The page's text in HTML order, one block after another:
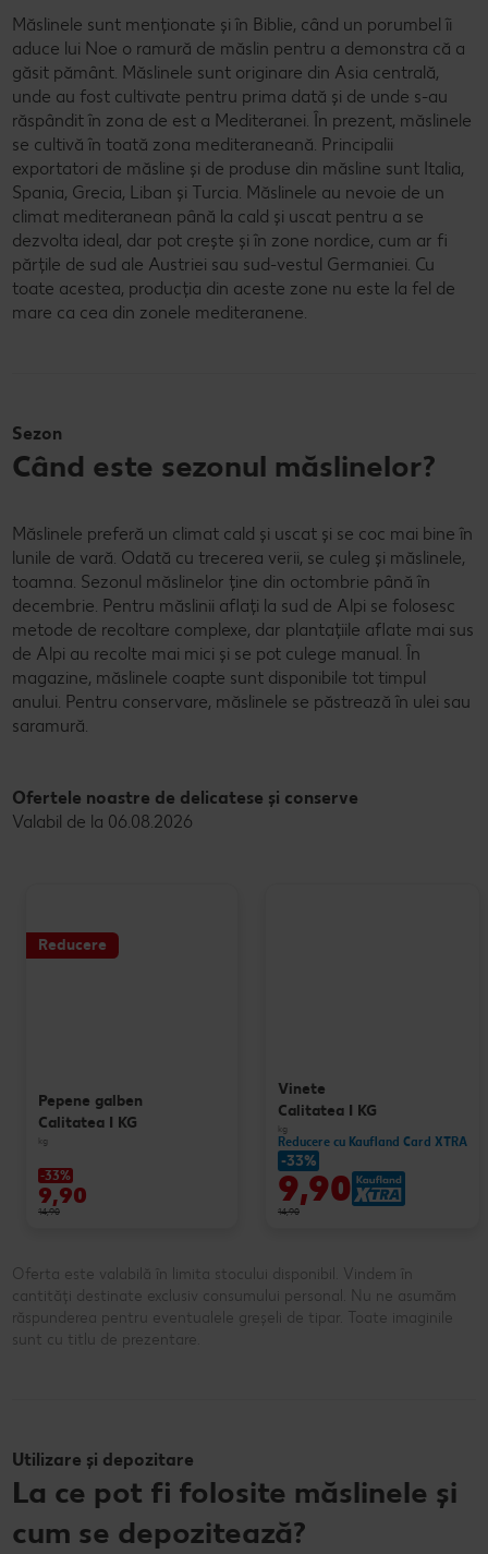
Măslinele sunt menționate și în Biblie, când un porumbel îi
aduce lui Noe o ramură de măslin pentru a demonstra că a
găsit pământ. Măslinele sunt originare din Asia centrală,
unde au fost cultivate pentru prima dată și de unde s-au
răspândit în zona de est a Mediteranei. În prezent, măslinele
se cultivă în toată zona mediteraneană. Principalii
exportatori de măsline și de produse din măsline sunt Italia,
Spania, Grecia, Liban și Turcia. Măslinele au nevoie de un
climat mediteranean până la cald și uscat pentru a se
dezvolta ideal, dar pot crește și în zone nordice, cum ar fi
părțile de sud ale Austriei sau sud-vestul Germaniei. Cu
toate acestea, producția din aceste zone nu este la fel de
mare ca cea din zonele mediteranene.
Sezon
Când este sezonul măslinelor?
Măslinele preferă un climat cald și uscat și se coc mai bine în
lunile de vară. Odată cu trecerea verii, se culeg și măslinele,
toamna. Sezonul măslinelor ține din octombrie până în
decembrie. Pentru măslinii aflați la sud de Alpi se folosesc
metode de recoltare complexe, dar plantațiile aflate mai sus
de Alpi au recolte mai mici și se pot culege manual. În
magazine, măslinele coapte sunt disponibile tot timpul
anului. Pentru conservare, măslinele se păstrează în ulei sau
saramură.
Ofertele noastre de delicatese și conserve
Valabil de la 06.08.2026
Reducere
Pepene galben
Calitatea I KG
kg
-33%
9,90
14,90
Vinete
Calitatea I KG
kg
Reducere cu Kaufland Card XTRA
-33%
9,90
14,90
Oferta este valabilă în limita stocului disponibil. Vindem în
cantități destinate exclusiv consumului personal. Nu ne asumăm
răspunderea pentru eventualele greșeli de tipar. Toate imaginile
sunt cu titlu de prezentare.
Utilizare și depozitare
La ce pot fi folosite măslinele și
cum se depozitează?